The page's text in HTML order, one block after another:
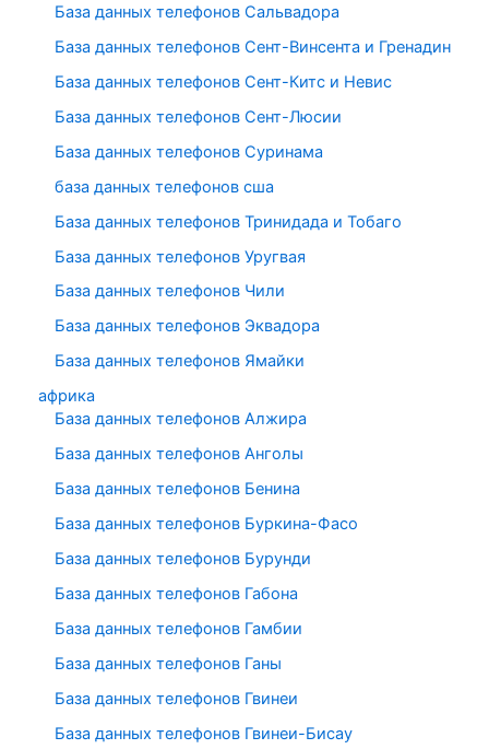
База данных телефонов Сальвадора
База данных телефонов Сент-Винсента и Гренадин
База данных телефонов Сент-Китс и Невис
База данных телефонов Сент-Люсии
База данных телефонов Суринама
база данных телефонов сша
База данных телефонов Тринидада и Тобаго
База данных телефонов Уругвая
База данных телефонов Чили
База данных телефонов Эквадора
База данных телефонов Ямайки
африка
База данных телефонов Алжира
База данных телефонов Анголы
База данных телефонов Бенина
База данных телефонов Буркина-Фасо
База данных телефонов Бурунди
База данных телефонов Габона
База данных телефонов Гамбии
База данных телефонов Ганы
База данных телефонов Гвинеи
База данных телефонов Гвинеи-Бисау